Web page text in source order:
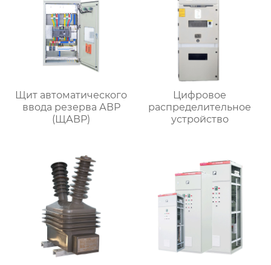
Щит автоматического
ввода резерва АВР
(ЩАВР)
Цифровое
распределительное
устройство